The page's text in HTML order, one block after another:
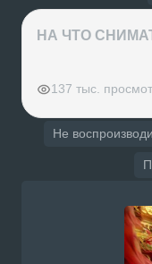
НА ЧТО
137 тыс.
Не